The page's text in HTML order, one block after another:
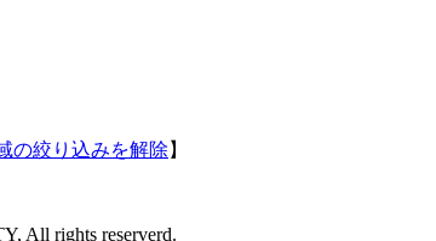
の絞り込みを解除 】
All rights reserverd.